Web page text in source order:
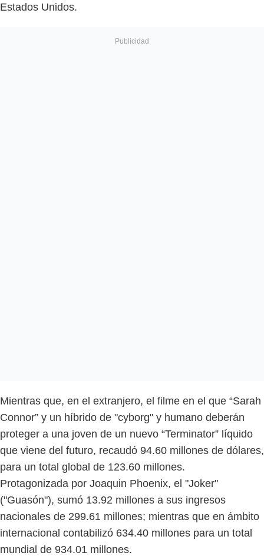
Estados Unidos.
Mientras que, en el extranjero, el filme en el que “Sarah
Connor” y un híbrido de "cyborg" y humano deberán
proteger a una joven de un nuevo “Terminator” líquido
que viene del futuro, recaudó 94.60 millones de dólares,
para un total global de 123.60 millones.
Protagonizada por Joaquin Phoenix, el "Joker"
("Guasón"), sumó 13.92 millones a sus ingresos
nacionales de 299.61 millones; mientras que en ámbito
internacional contabilizó 634.40 millones para un total
mundial de 934.01 millones.